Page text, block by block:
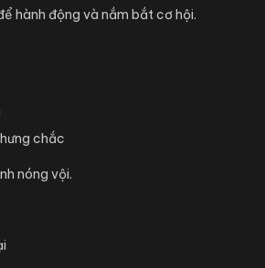
hành động và nắm bắt cơ hội.
chắc
nóng vội.